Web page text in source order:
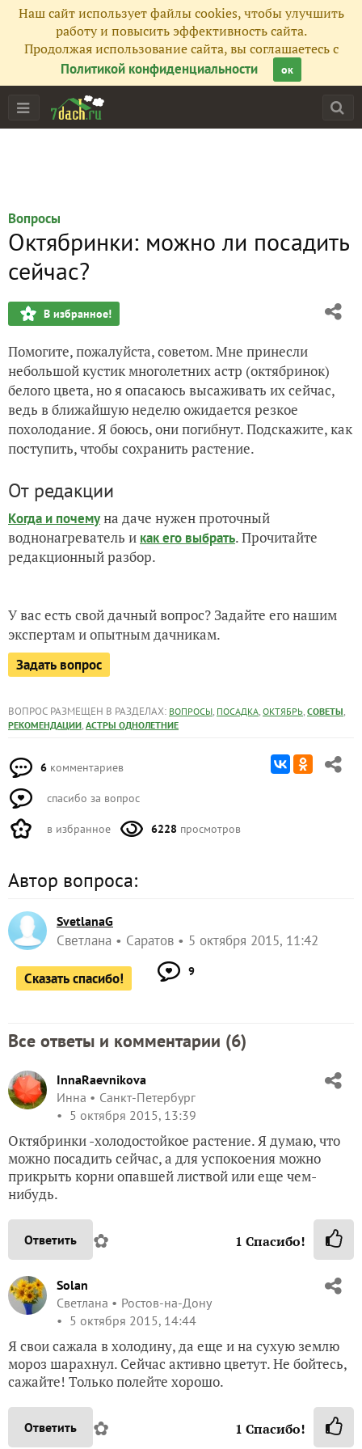
Наш сайт использует файлы cookies, чтобы улучшить
работу и повысить эффективность сайта.
Продолжая использование сайта, вы соглашаетесь с
Политикой конфиденциальности
ок
Вопросы
Октябринки: можно ли посадить
сейчас?
В избранное!
Помогите, пожалуйста, советом. Мне принесли
небольшой кустик многолетних астр (октябринок)
белого цвета, но я опасаюсь высаживать их сейчас,
ведь в ближайшую неделю ожидается резкое
похолодание. Я боюсь, они погибнут. Подскажите, как
поступить, чтобы сохранить растение.
От редакции
Когда и почемуна даче нужен проточный
воднонагреватель и как его выбрать. Прочитайте
редакционный разбор.
У вас есть свой дачный вопрос? Задайте его нашим
экспертам и опытным дачникам.
Задать вопрос
ВОПРОС РАЗМЕЩЕН В РАЗДЕЛАХ: ВОПРОСЫ, ПОСАДКА, ОКТЯБРЬ, СОВЕТЫ,
РЕКОМЕНДАЦИИ, АСТРЫ ОДНОЛЕТНИЕ
6 комментариев
спасибо за вопрос
в избранное 6228 просмотров
Автор вопроса:
SvetlanaG
Светлана Саратов 5 октября 2015, 11:42
Сказать спасибо! 9
Все ответы и комментарии (6)
InnaRaevnikova
Инна
Санкт-Петербург
5 октября 2015, 13:39
Октябринки -холодостойкое растение. Я думаю, что
можно посадить сейчас, а для успокоения можно
прикрыть корни опавшей листвой или еще чем-
нибудь.
Ответить ✿ 1 Спасибо!
Solan
Светлана
Ростов-на-Дону
5 октября 2015, 14:44
Я свои сажала в холодину, да еще и на сухую землю
мороз шарахнул. Сейчас активно цветут. Не бойтесь,
сажайте! Только полейте хорошо.
Ответить ✿ 1 Спасибо!